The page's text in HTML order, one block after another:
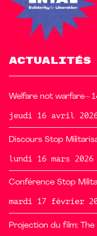
ACTUALITÉS
Welfare not warfare–
jeudi 16 avril
Discours Stop
lundi 16 mars 2026
Conférence Stop
mardi 17 février
Projection du film: